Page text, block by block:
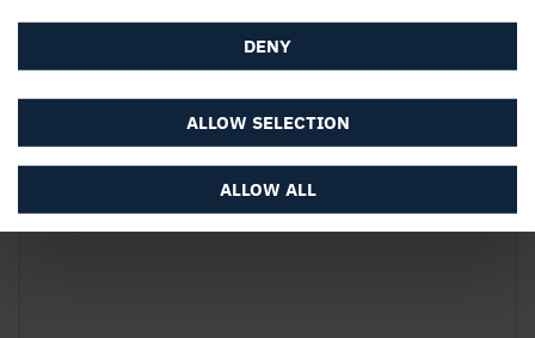
ALLOW ALL
ALLOW SELECTION
DENY
Beskriv omfattningen av skadorna